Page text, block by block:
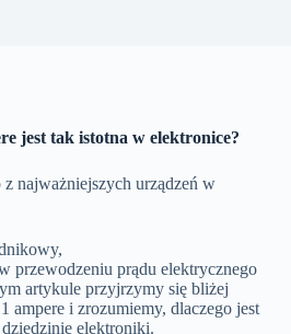
jest tak istotna w elektronice?
najważniejszych urządzeń w
przewodzeniu prądu elektrycznego
artykule przyjrzymy się bliżej
ampere i zrozumiemy, dlaczego jest
elektroniki.